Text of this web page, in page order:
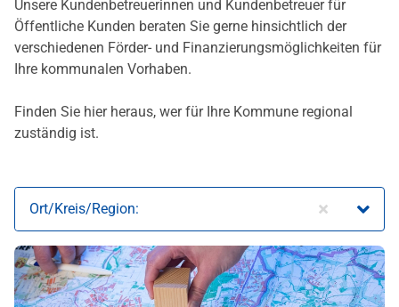
Unsere Kundenbetreuerinnen und Kundenbetreuer für
Öffentliche Kunden beraten Sie gerne hinsichtlich der
verschiedenen Förder- und Finanzierungsmöglichkeiten für
Ihre kommunalen Vorhaben.
Finden Sie hier heraus, wer für Ihre Kommune regional
zuständig ist.
Ort/Kreis/Region: